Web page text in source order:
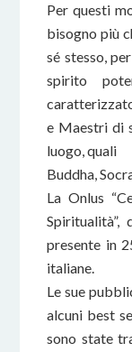
Per questi
bisogno più
sé stesso,
spirito
e Maestri di
luogo, quali
Buddha,
La Onlus
presente in
italiane.
Le sue
alcuni best
sono state